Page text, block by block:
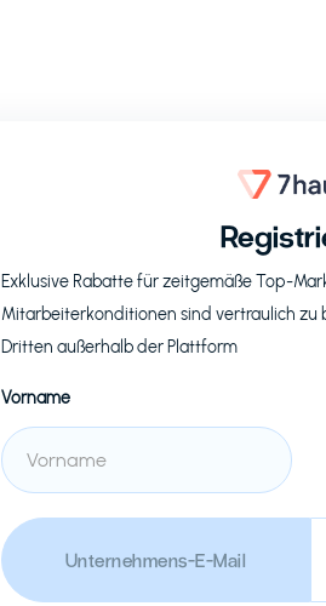
Exklusive Rabatte für zeitgemäße Top-
Mitarbeiterkonditionen sind vertraulich zu
Dritten außerhalb der Plattform
Vorname
Unternehmens-E-Mail